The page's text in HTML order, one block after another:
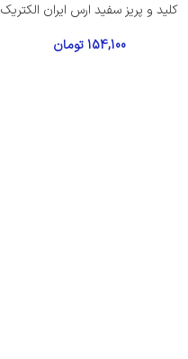
کلید و پریز سفید ارس ایران الکتریک
154,100تومان